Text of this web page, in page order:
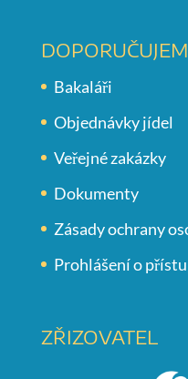
Bakaláři
Objednávky jídel
Veřejné zakázky
Dokumenty
Zásady ochrany
Prohlášení o
ZŘIZOVATEL